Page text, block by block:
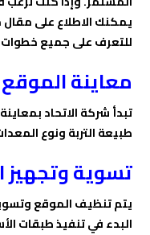
يمكنك الاطلاع على
للتعرف على جميع
معاينة الموقع
تبدأ شركة الاتحاد
طبيعة التربة ونوع
تسوية وتجهيز
يتم تنظيف الموقع
البدء في تنفيذ طبقات